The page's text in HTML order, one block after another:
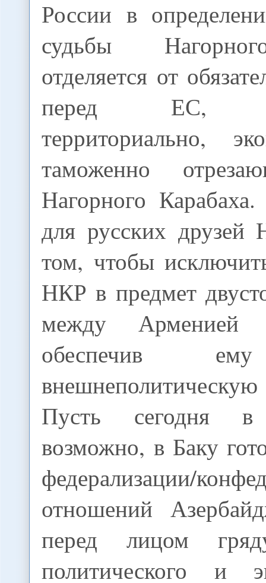
России в
судьбы
отделяется от
перед ЕС,
территориально,
таможенно
Нагорного
для русских друзей
том, чтобы
НКР в предмет
между
обеспечив
Пусть сегодня
возможно, в Баку
федерализации/
отношений
перед лицом
политического и